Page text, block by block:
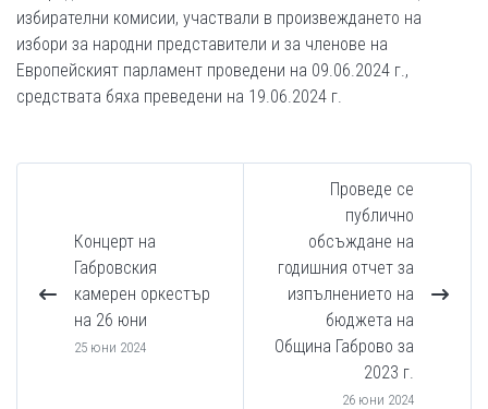
избирателни комисии, участвали в произвеждането на
избори за народни представители и за членове на
Европейският парламент проведени на 09.06.2024 г.,
средствата бяха преведени на 19.06.2024 г.
Концерт на
Габровския
камерен оркестър
на 26 юни
25 юни 2024
Проведе се
публично
обсъждане на
годишния отчет за
изпълнението на
бюджета на
Община Габрово за
2023 г.
26 юни 2024